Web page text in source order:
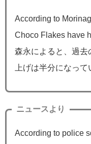
According to
Choco Flakes have
森永によると、過去
上げは半分になって
ニュースより
According to police